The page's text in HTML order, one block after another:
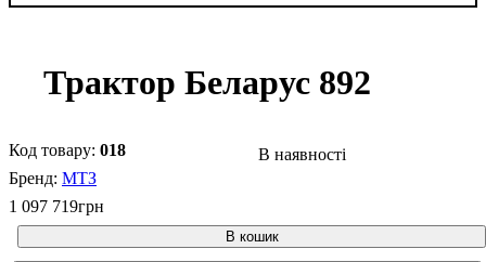
Трактор Беларус 892
018
В наявності
МТЗ
1 097 719грн
В кошик